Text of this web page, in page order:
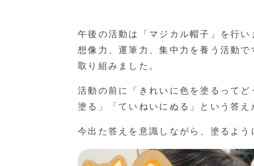
午後の活動は「マジカル帽子」を行い
想像力、運筆力、集中力を養う活動
取り組みました。
活動の前に「きれいに色を塗るって
塗る」「ていねいにぬる」という答え
今出た答えを意識しながら、塗るよ